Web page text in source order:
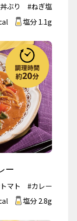
ぶり
#ねぎ塩
塩分 1.1g
ー
マト
#カレー
塩分 2.8g